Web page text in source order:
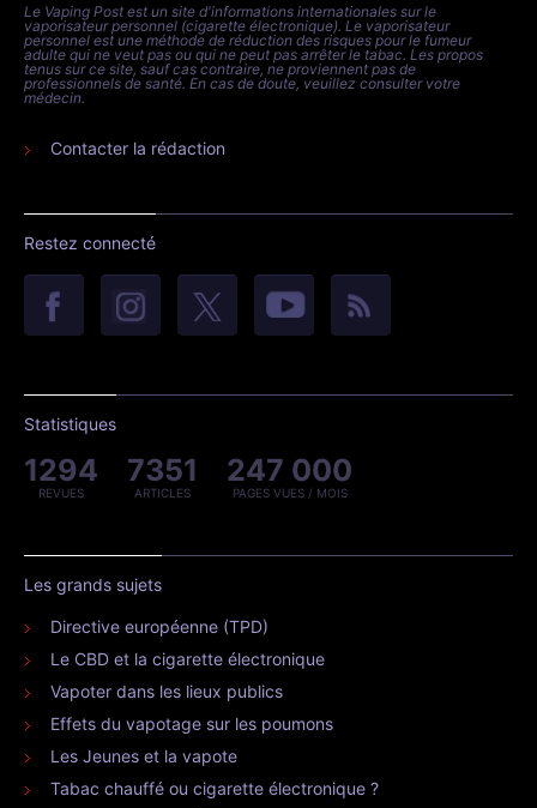
Le Vaping Post est un site d'informations internationales sur le
vaporisateur personnel (cigarette électronique). Le vaporisateur
personnel est une méthode de réduction des risques pour le fumeur
adulte qui ne veut pas ou qui ne peut pas arrêter le tabac. Les propos
tenus sur ce site, sauf cas contraire, ne proviennent pas de
professionnels de santé. En cas de doute, veuillez consulter votre
médecin.
Contacter la rédaction
Restez connecté
Statistiques
1294
REVUES
7351
ARTICLES
247 000
PAGES VUES / MOIS
Les grands sujets
Directive européenne (TPD)
Le CBD et la cigarette électronique
Vapoter dans les lieux publics
Effets du vapotage sur les poumons
Les Jeunes et la vapote
Tabac chauffé ou cigarette électronique ?